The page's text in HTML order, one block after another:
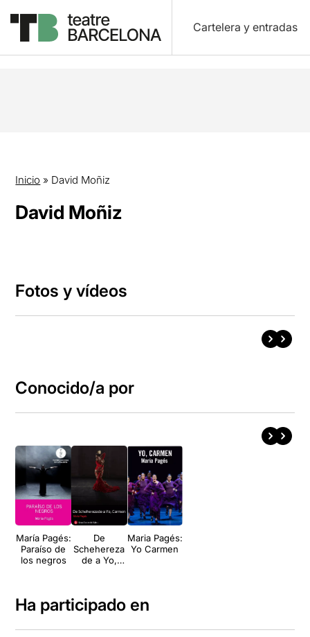
Cartelera y entradas
Inicio » David Moñiz
David Moñiz
Fotos y vídeos
Conocido/a por
María Pagés:
Paraíso de
los negros
De
Schehereza
de a Yo,
Maria Pagés:
Yo Carmen
Ha participado en